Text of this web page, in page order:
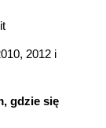
2012 i
gdzie się